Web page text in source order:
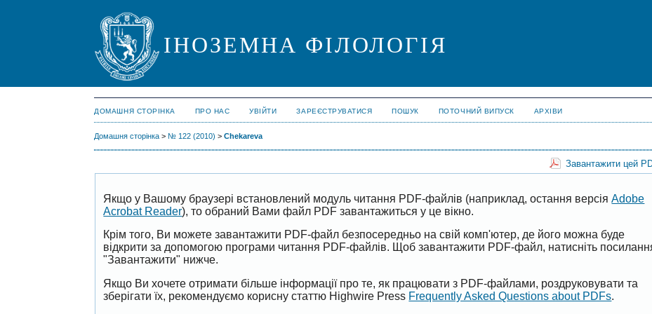
ІНОЗЕМНА ФІЛОЛОГІЯ
ДОМАШНЯ СТОРІНКА ПРО НАС УВІЙТИ ЗАРЕЄСТРУВАТИСЯ ПОШУК ПОТОЧНИЙ ВИПУСК АРХІВИ
Домашня сторінка > № 122 (2010) >Chekareva
Завантажити цей
Якщо у Вашому браузері встановлений модуль читання PDF-файлів (наприклад, остання версіяAdobe
Acrobat Reader), то обраний Вами файл PDF завантажиться у це вікно.
Крім того, Ви можете завантажити PDF-файл безпосередньо на свій комп'ютер, де його можна буде
відкрити за допомогою програми читання PDF-файлів. Щоб завантажити PDF-файл, натисніть
"Завантажити" нижче.
Якщо Ви хочете отримати більше інформації про те, як працювати з PDF-файлами, роздруковувати та
зберігати їх, рекомендуємо корисну статтю Highwire Press Frequently Asked Questions about PDFs.